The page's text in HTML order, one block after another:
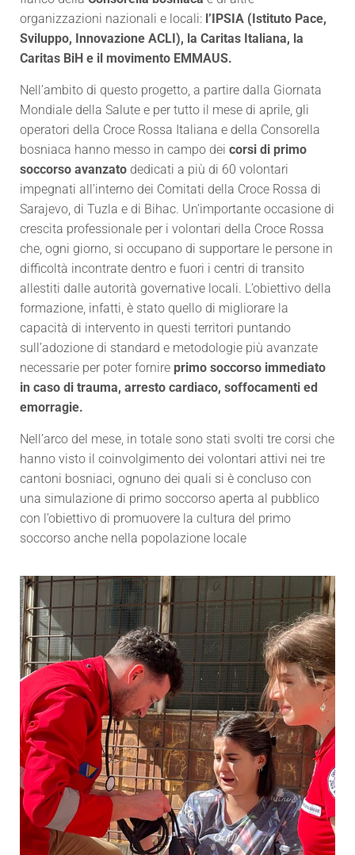
organizzazioni nazionali e locali: l’IPSIA (Istituto Pace,
Sviluppo, Innovazione ACLI), la Caritas Italiana, la
Caritas BiH e il movimento EMMAUS.
Nell’ambito di questo progetto, a partire dalla Giornata
Mondiale della Salute e per tutto il mese di aprile, gli
operatori della Croce Rossa Italiana e della Consorella
bosniaca hanno messo in campo dei corsi di primo
soccorso avanzato dedicati a più di 60 volontari
impegnati all’interno dei Comitati della Croce Rossa di
Sarajevo, di Tuzla e di Bihac. Un’importante occasione di
crescita professionale per i volontari della Croce Rossa
che, ogni giorno, si occupano di supportare le persone in
difficoltà incontrate dentro e fuori i centri di transito
allestiti dalle autorità governative locali. L’obiettivo della
formazione, infatti, è stato quello di migliorare la
capacità di intervento in questi territori puntando
sull’adozione di standard e metodologie più avanzate
necessarie per poter fornire primo soccorso immediato
in caso di trauma, arresto cardiaco, soffocamenti ed
emorragie.
Nell’arco del mese, in totale sono stati svolti tre corsi che
hanno visto il coinvolgimento dei volontari attivi nei tre
cantoni bosniaci, ognuno dei quali si è concluso con
una simulazione di primo soccorso aperta al pubblico
con l’obiettivo di promuovere la cultura del primo
soccorso anche nella popolazione locale